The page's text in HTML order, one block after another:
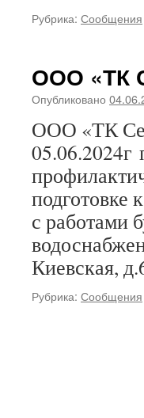
Рубрика: Сообщения
ООО «ТК
Опубликовано
ООО «ТК
05.06.2024г
подготовке
с работами
Киевская,
Рубрика: Сообщения